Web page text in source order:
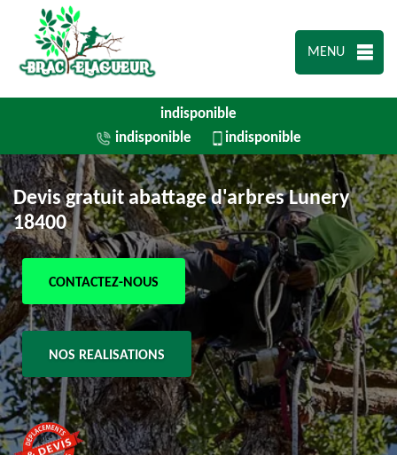
MENU
indisponible
indisponible
indisponible
Devis gratuit abattage d'arbres Lunery
18400
CONTACTEZ-NOUS
NOS REALISATIONS